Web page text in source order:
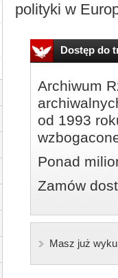
polityki w
Dostęp do
Archiwum
od 1993
Ponad
Zamów
Masz już